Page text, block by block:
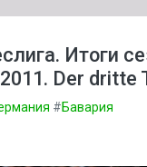
Итоги
Der dritte
#Бавария